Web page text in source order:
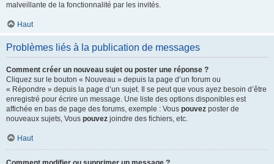
malveillante de la fonctionnalité par les invités.
Haut
Problèmes liés à la publication de messages
Comment créer un nouveau sujet ou poster une réponse ?
Cliquez sur le bouton « Nouveau » depuis la page d’un forum ou
« Répondre » depuis la page d’un sujet. Il se peut que vous ayez besoin d’être
enregistré pour écrire un message. Une liste des options disponibles est
affichée en bas de page des forums, exemple : Vous pouvez poster de
nouveaux sujets, Vous pouvez joindre des fichiers, etc.
Haut